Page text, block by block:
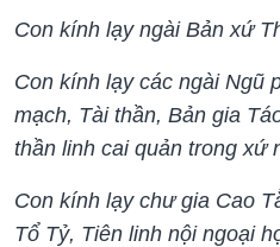
Con kính lạy ngài Bản xứ
Con kính lạy các ngài Ngũ
mạch, Tài thần, Bản gia
thần linh cai quản trong xứ
Con kính lạy chư gia Cao
Tổ Tỷ, Tiên linh nội ngoại